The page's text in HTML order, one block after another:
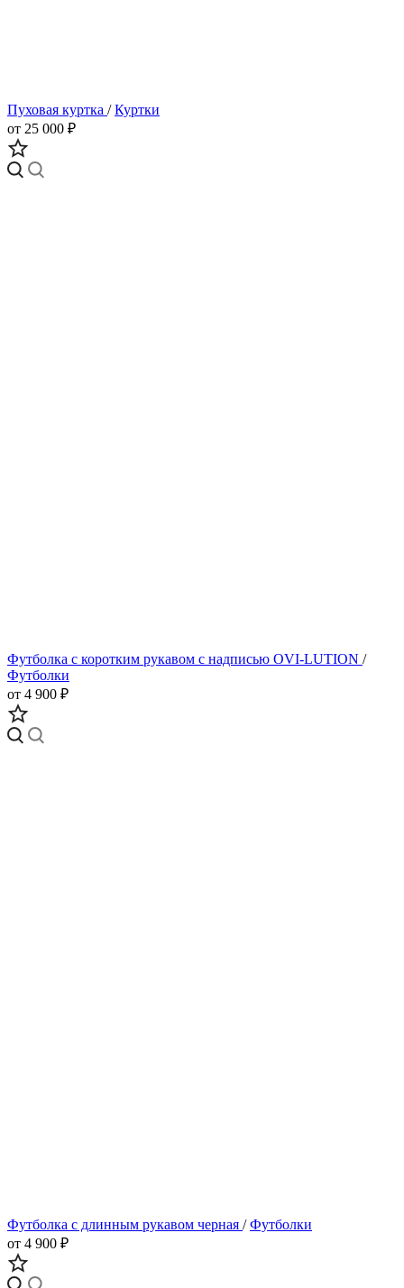
Пуховая куртка / Куртки
от 25 000 ₽
Футболка с коротким рукавом с надписью OVI-LUTION /
Футболки
от 4 900 ₽
Футболка с длинным рукавом черная / Футболки
от 4 900 ₽